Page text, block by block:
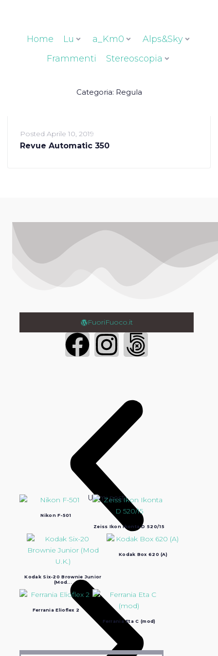
Home Lu a_Km0
Alps&Sky
Frammenti
Stereoscopia
Categoria: Regula
Posted Aprile 10, 2019
Revue Automatic 350
FuoriFuoco.it
Login
Ultimi post:
Nikon F-501
Zeiss Ikon Ikonta D 520/15
Kodak Six-20 Brownie Junior
(Mod...
Kodak Box 620 (A)
Ferrania Elioflex 2
Ferrania Eta C (mod)